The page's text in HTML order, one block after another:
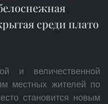
среди плато
и величественной
местных жителей по
становится новым